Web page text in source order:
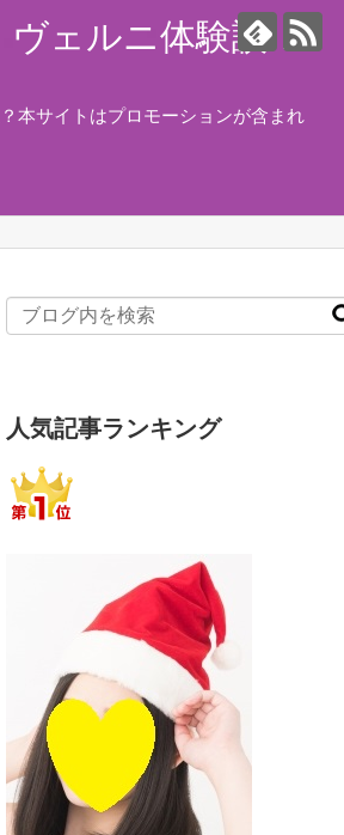
ヴェルニ体験談！
本サイトはプロモーションが含まれ
人気記事ランキング